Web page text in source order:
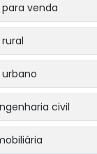
venda
civil